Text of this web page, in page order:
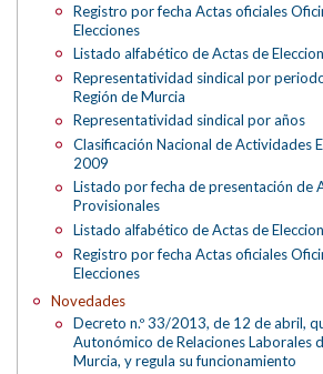
Registro por fecha Actas oficiales
Elecciones
Listado alfabético de Actas de
Representatividad sindical por
Región de Murcia
Representatividad sindical por años
Clasificación Nacional de Actividades
2009
Listado por fecha de presentación de
Provisionales
Listado alfabético de Actas de
Registro por fecha Actas oficiales
Elecciones
Novedades
Decreto n.º 33/2013, de 12 de abril,
Autonómico de Relaciones Laborales
Murcia, y regula su funcionamiento